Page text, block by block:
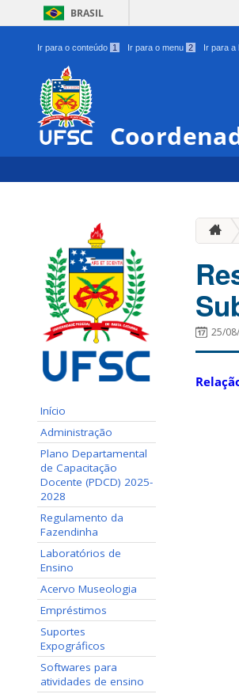
BRASIL
Ir para o conteúdo 1 Ir para o menu 2 Ir para a
Início
Administração
Plano Departamental
de Capacitação
Docente (PDCD) 2025-
2028
Regulamento da
Fazendinha
Laboratórios de
Ensino
Acervo Museologia
Empréstimos
Suportes
Expográficos
Softwares para
atividades de ensino
25/